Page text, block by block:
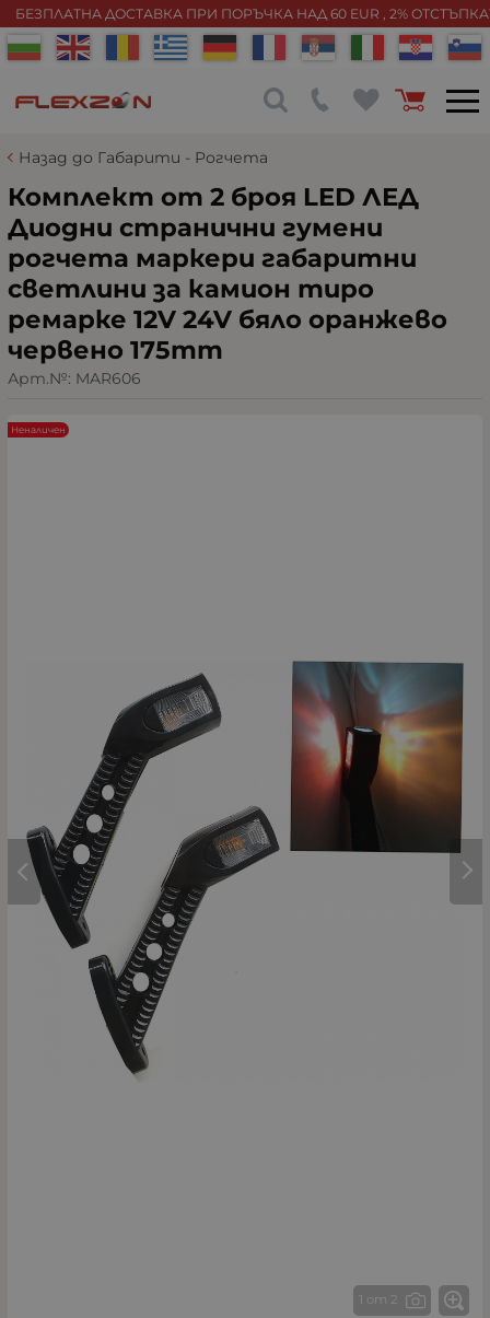
БЕЗПЛАТНА ДОСТАВКА ПРИ ПОРЪЧКА НАД 60 EUR , 2%
Назад до Габарити - Рогчета
Комплект от 2 броя LED ЛЕД
Диодни странични гумени
рогчета маркери габаритни
светлини за камион тиро
ремарке 12V 24V бяло oранжево
червено 175mm
Арт.№: MAR606
1 от 2
Неналичен